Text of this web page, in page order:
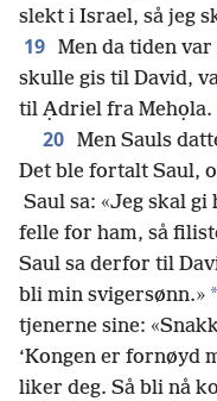
slekt i Israel, så jeg
19 Men da tiden
skulle gis til David,
til Ạdriel fra Mehọla.
20 Men Sauls
Det ble fortalt Saul,
Saul sa: «Jeg skal
felle for ham, så
Saul sa derfor til
bli min svigersønn.» *
tjenerne sine:
‘Kongen er fornøyd
liker deg. Så bli nå